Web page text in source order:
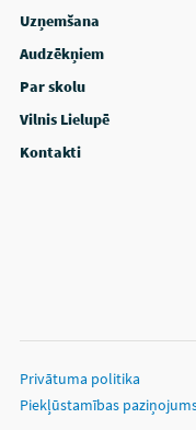
Uzņemšana
Audzēkņiem
Par skolu
Vilnis Lielupē
Kontakti
Privātuma politika
Piekļūstamības